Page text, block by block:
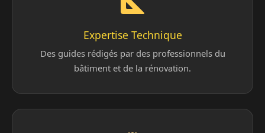
Expertise Technique
Des guides rédigés par des professionnels du
bâtiment et de la rénovation.